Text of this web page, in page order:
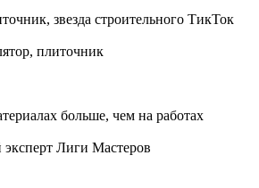
звезда строительного ТикТок
плиточник
больше, чем на работах
эксперт Лиги Мастеров